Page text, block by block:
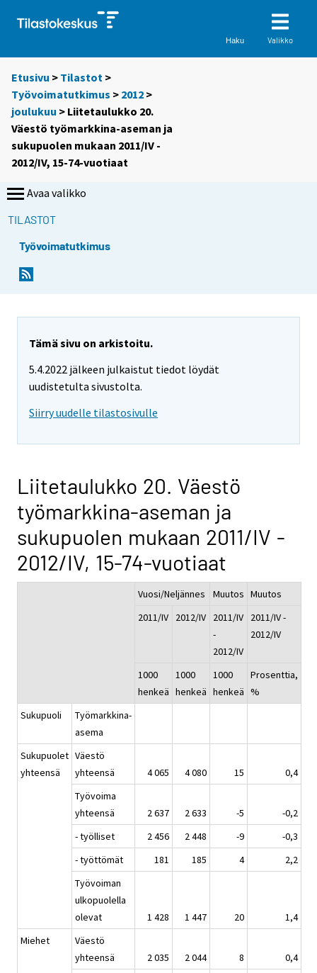
Haku Valikko
Etusivu > Tilastot >
Työvoimatutkimus > 2012 >
joulukuu > Liitetaulukko 20.
Väestö työmarkkina-aseman ja
sukupuolen mukaan 2011/IV -
2012/IV, 15-74-vuotiaat
Avaa valikko
TILASTOT
Työvoimatutkimus
Tämä sivu on arkistoitu.
5.4.2022 jälkeen julkaistut tiedot löydät
uudistetulta sivustolta.
Siirry uudelle tilastosivulle
Liitetaulukko 20. Väestö
työmarkkina-aseman ja
sukupuolen mukaan 2011/IV -
2012/IV, 15-74-vuotiaat
Vuosi/Neljännes Muutos Muutos
2011/IV
2012/IV
2011/IV
-
2012/IV
2011/IV -
2012/IV
1000
henkeä
1000
henkeä
1000
henkeä
Prosenttia,
%
Sukupuoli
Työmarkkina-
asema
Sukupuolet
yhteensä
Väestö
yhteensä
4 065 4 080 15
0,4
Työvoima
yhteensä
2 637 2 633 -5
-0,2
- työlliset
2 456 2 448 -9
-0,3
- työttömät
181 185 4
2,2
Työvoiman
ulkopuolella
olevat
1 428 1 447 20
1,4
Miehet
Väestö
yhteensä
2 035 2 044 8
0,4